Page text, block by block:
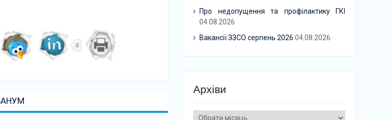
0
Про недопущення та профілактику ГКІ
04.08.2026
Вакансії ЗЗСО серпень 2026 04.08.2026
Архіви
Архіви